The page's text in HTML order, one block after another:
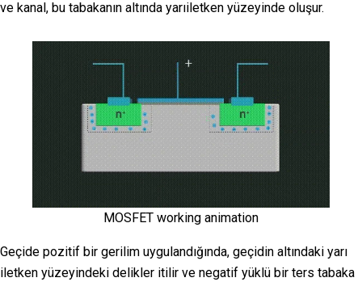
ve kanal, bu tabakanın altında yarıiletken yüzeyinde oluşur.
MOSFET working animation
Geçide pozitif bir gerilim uygulandığında, geçidin altındaki yarı
iletken yüzeyindeki delikler itilir ve negatif yüklü bir ters tabaka